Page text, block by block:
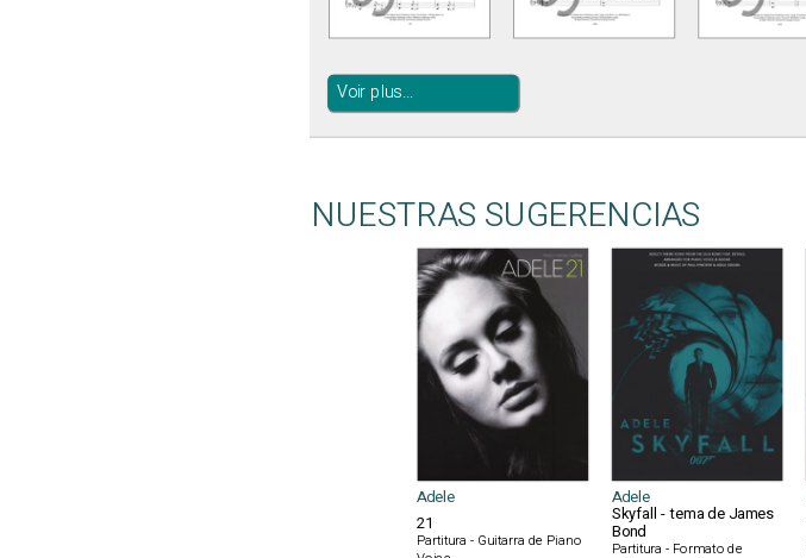
Voir plus...
NUESTRAS SUGERENCIAS
Adele Adele
21
Partitura - Guitarra de Piano
Skyfall - tema de James
Bond
Partitura - Formato de